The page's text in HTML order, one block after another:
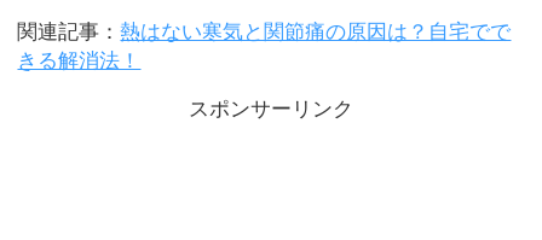
関連記事：熱はない寒気と関節痛の原因は？自宅でで
きる解消法！
スポンサーリンク